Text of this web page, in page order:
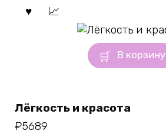
В корзину
Лёгкость и красота
₽5689